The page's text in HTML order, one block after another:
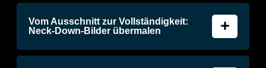
Vom Ausschnitt zur Vollständigkeit:
Neck-Down-Bilder übermalen